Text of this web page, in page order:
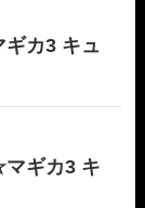
カ3 キュ
ギカ3 キ